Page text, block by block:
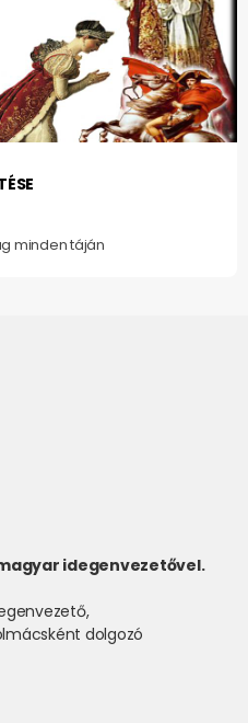
minden táján
idegenvezetővel.
dolgozó